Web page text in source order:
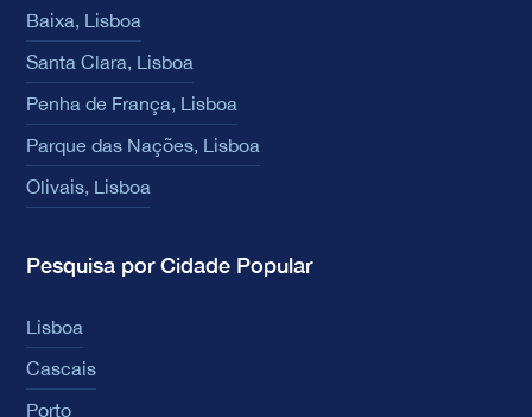
Baixa, Lisboa
Santa Clara, Lisboa
Penha de França, Lisboa
Parque das Nações, Lisboa
Olivais, Lisboa
Pesquisa por Cidade Popular
Lisboa
Cascais
Porto